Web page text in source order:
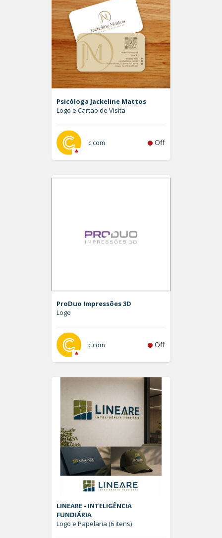
Psicóloga Jackeline Mattos
Logo e Cartao de Visita
c.com Off
ProDuo Impressões 3D
Logo
c.com Off
LINEARE - INTELIGÊNCIA
FUNDIÁRIA
Logo e Papelaria (6 itens)